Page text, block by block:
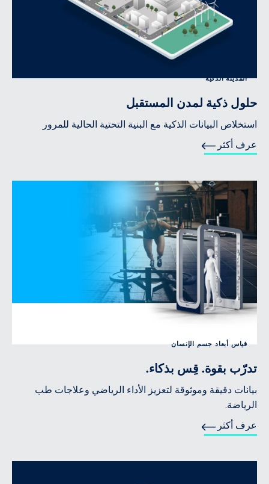
المدينة الذكية
حلول ذكية لمدن المستقبل
استخلاص البيانات الذكية مع البنية التحتية الحالية للمرور
عرف أكثر
قياس أبعاد جسم الإنسان
تدرّب بقوة. قِس بذكاء.
بيانات دقيقة وموثوقة لتعزيز الأداء الرياضي وعلاجات طب
الرياضة.
عرف أكثر